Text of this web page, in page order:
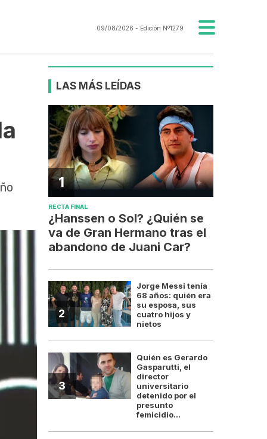
09/08/2026 - Edición Nº1279
LAS MÁS LEÍDAS
1
RECTA FINAL
¿Hanssen o Sol? ¿Quién se
va de Gran Hermano tras el
abandono de Juani Car?
2
Jorge Messi tenía
68 años: quién era
su esposa, sus
cuatro hijos y
nietos
3
Quién es Gerardo
Gasparutti, el
director
universitario
detenido por el
presunto
femicidio...